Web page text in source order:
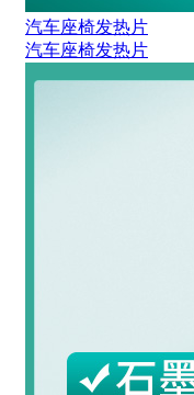
汽车座椅发热片
汽车座椅发热片